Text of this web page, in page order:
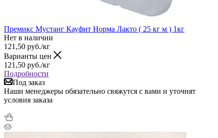
Премикс Мустанг Кауфит Норма Лакто ( 25 кг м ) 1кг
Нет в наличии
121,50 руб./кг
Варианты цен
121,50 руб./кг
Подробности
Под заказ
Наши менеджеры обязательно свяжутся с вами и уточнят
условия заказа